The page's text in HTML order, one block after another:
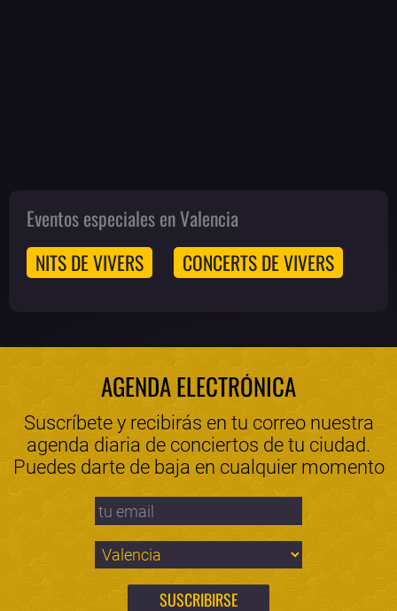
Eventos especiales en Valencia
NITS DE VIVERS
CONCERTS DE VIVERS
AGENDA ELECTRÓNICA
Suscríbete y recibirás en tu correo nuestra
agenda diaria de conciertos de tu ciudad.
Puedes darte de baja en cualquier momento